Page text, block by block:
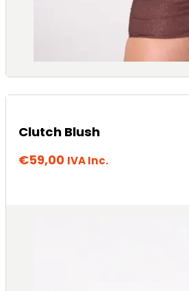
Clutch Blush
€59,00 IVA Inc.